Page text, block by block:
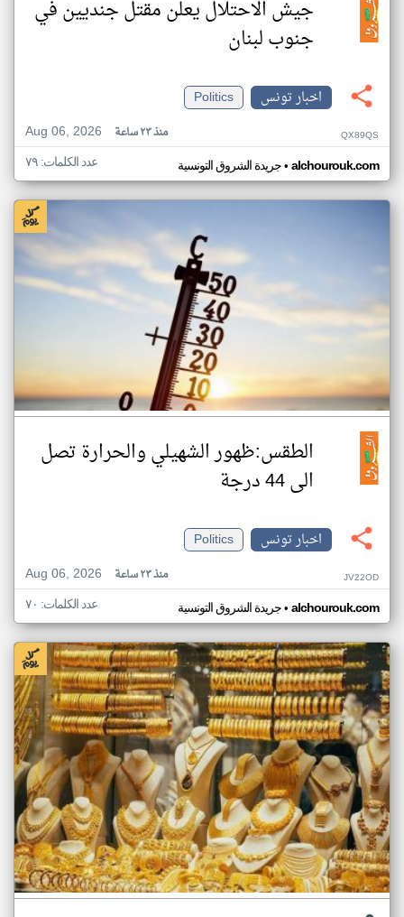
جيش الاحتلال يعلن مقتل جنديين في
جنوب لبنان
اخبار تونس
Politics
Aug 06, 2026
منذ ٢٣ ساعة QX89QS
جريدة الشروق التونسية• alchourouk.com عدد الكلمات: ٧٩
الطقس:ظهور الشهيلي والحرارة تصل
الى 44 درجة
اخبار تونس
Politics
Aug 06, 2026
منذ ٢٣ ساعة JV22OD
جريدة الشروق التونسية• alchourouk.com عدد الكلمات: ٧٠